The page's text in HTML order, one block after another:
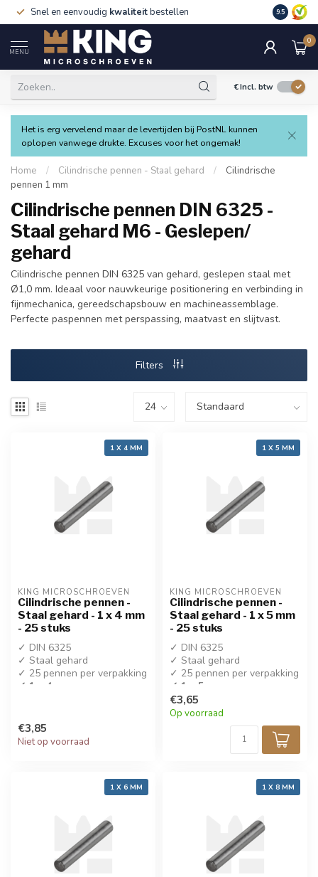
Snel en eenvoudig kwaliteitbestellen 9.5
MENU
0
€Incl. btw
Het is erg vervelend maar de levertijden bij PostNL kunnen
oplopen vanwege drukte. Excuses voor het ongemak!
Home / Cilindrische pennen - Staal gehard /
Cilindrische
pennen 1 mm
Cilindrische pennen DIN 6325 -
Staal gehard M6 - Geslepen/
gehard
Cilindrische pennen DIN 6325 van gehard, geslepen staal met
Ø1,0 mm. Ideaal voor nauwkeurige positionering en verbinding in
fijnmechanica, gereedschapsbouw en machineassemblage.
Perfecte paspennen met perspassing, maatvast en slijtvast.
Filters
1 X 4 MM
KING MICROSCHROEVEN
Cilindrische pennen -
Staal gehard - 1 x 4 mm
- 25 stuks
✓ DIN 6325
✓ Staal gehard
✓ 25 pennen per verpakking
✓ 1 x 4 mm
€3,85
Niet op voorraad
1 X 5 MM
KING MICROSCHROEVEN
Cilindrische pennen -
Staal gehard - 1 x 5 mm
- 25 stuks
✓ DIN 6325
✓ Staal gehard
✓ 25 pennen per verpakking
✓ 1 x 5 mm
€3,65
Op voorraad
1 X 6 MM 1 X 8 MM